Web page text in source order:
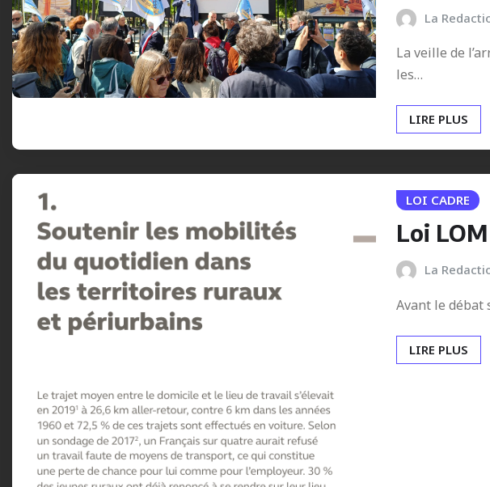
La
La veille de
les…
LIRE PLUS
LOI CADRE
Loi
La
Avant le débat
LIRE PLUS